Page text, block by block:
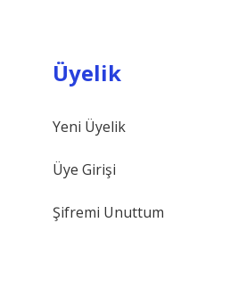
Üyelik
Yeni Üyelik
Üye Girişi
Şifremi Unuttum